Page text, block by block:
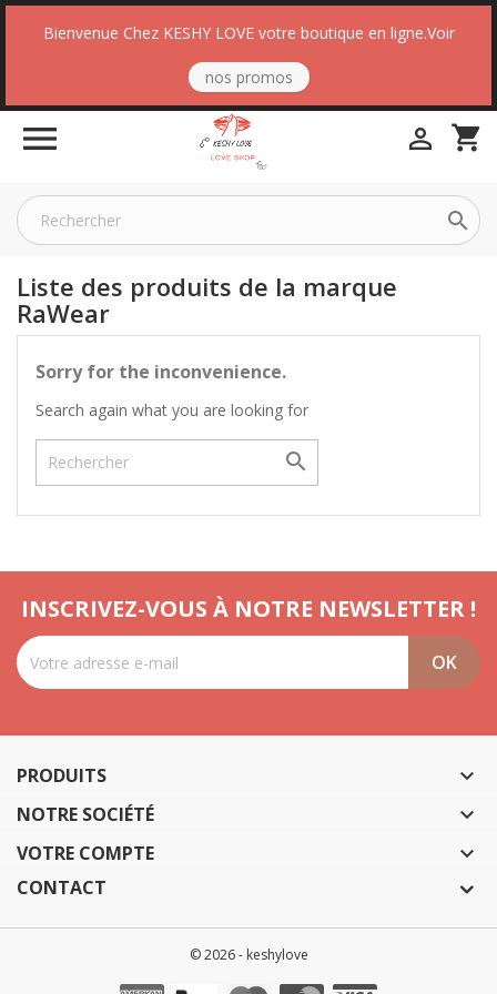
Bienvenue Chez KESHY LOVE votre boutique en ligne.Voir
nos promos
 shopping_cart


Liste des produits de la marque
RaWear
Sorry for the inconvenience.
Search again what you are looking for

INSCRIVEZ-VOUS À NOTRE NEWSLETTER !
PRODUITS 
NOTRE SOCIÉTÉ 
VOTRE COMPTE 
CONTACT
© 2026 - keshylove